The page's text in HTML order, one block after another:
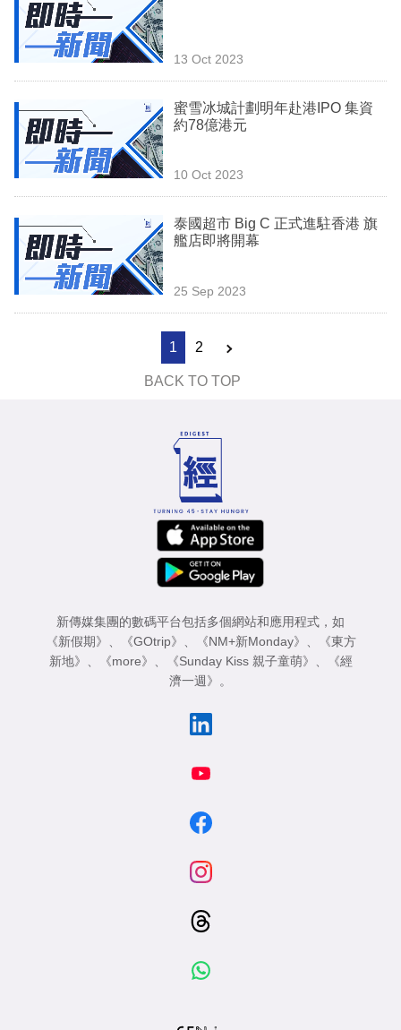
13 Oct 2023
蜜雪冰城計劃明年赴港IPO 集資
約78億港元
10 Oct 2023
泰國超市 Big C 正式進駐香港 旗
艦店即將開幕
25 Sep 2023
1 2
BACK TO TOP
新傳媒集團的數碼平台包括多個網站和應用程式，如
《新假期》 、 《GOtrip》 、 《NM+新Monday》 、
《東方
新地》 、 《more》 、 《Sunday Kiss 親子童萌》 、
《經
濟一週》 。